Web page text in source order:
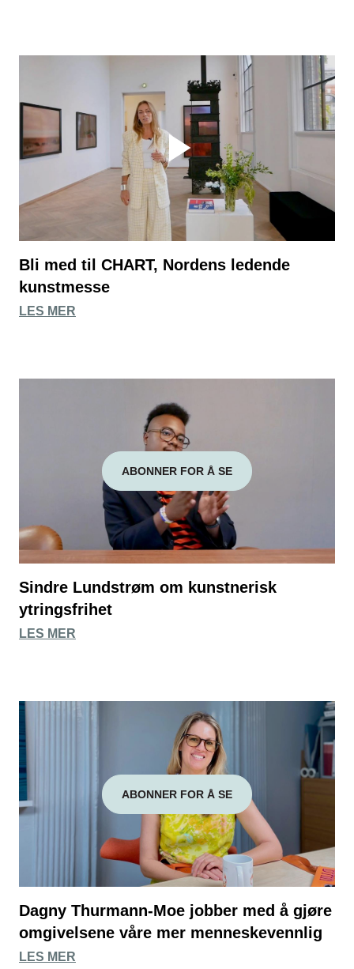
Bli med til CHART, Nordens ledende
kunstmesse
LES MER
ABONNER FOR Å SE
Sindre Lundstrøm om kunstnerisk
ytringsfrihet
LES MER
ABONNER FOR Å SE
Dagny Thurmann-Moe jobber med å gjøre
omgivelsene våre mer menneskevennlig
LES MER